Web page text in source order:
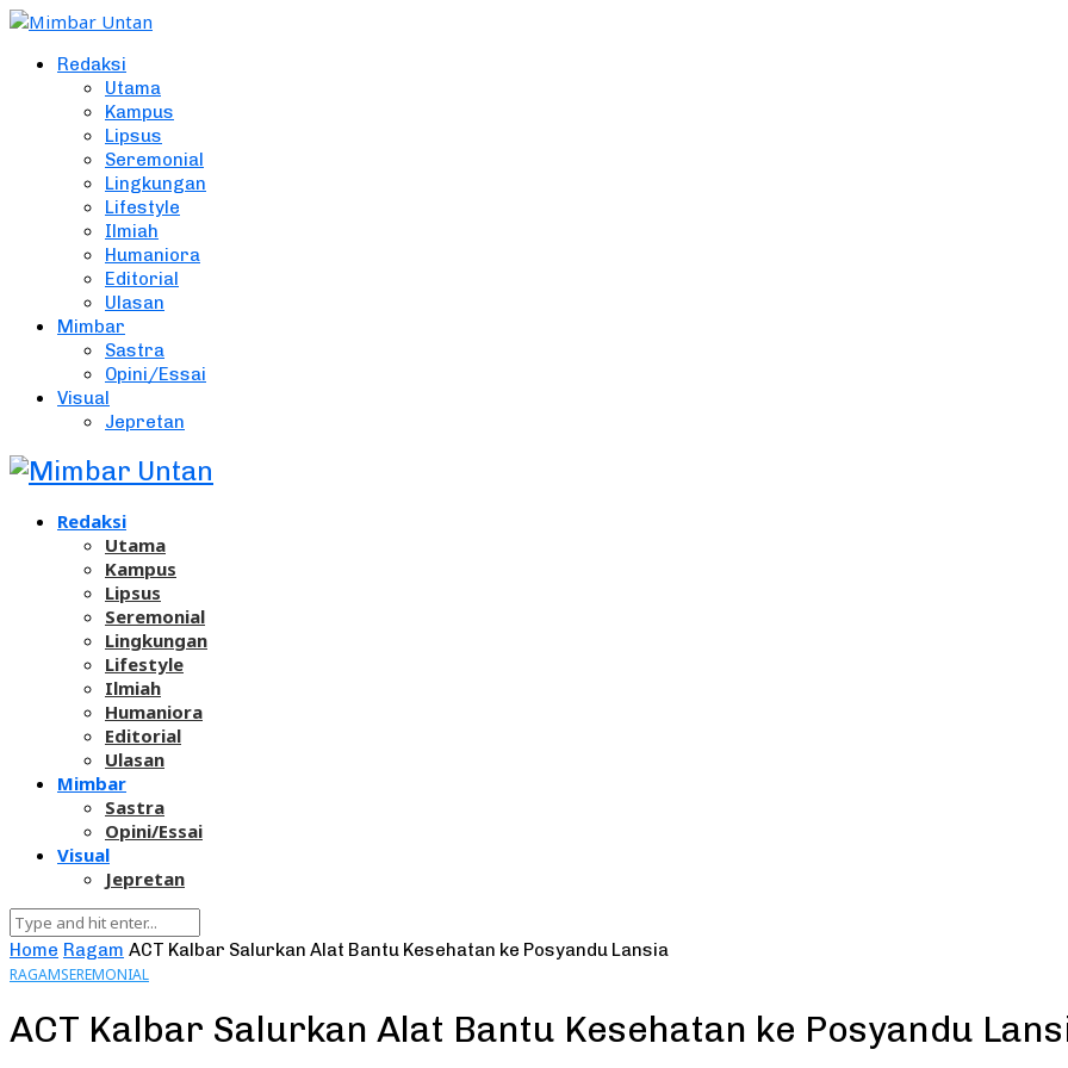
Redaksi
Utama
Kampus
Lipsus
Seremonial
Lingkungan
Lifestyle
Ilmiah
Humaniora
Editorial
Ulasan
Mimbar
Sastra
Opini/Essai
Visual
Jepretan
Redaksi
Utama
Kampus
Lipsus
Seremonial
Lingkungan
Lifestyle
Ilmiah
Humaniora
Editorial
Ulasan
Mimbar
Sastra
Opini/Essai
Visual
Jepretan
Home Ragam ACT Kalbar Salurkan Alat Bantu Kesehatan ke Posyandu Lansia
RAGAMSEREMONIAL
ACT Kalbar Salurkan Alat Bantu Kesehatan ke Posyandu